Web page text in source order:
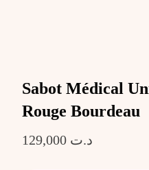
Sabot Médical
Rouge Bourdeau
د.ت 129,000